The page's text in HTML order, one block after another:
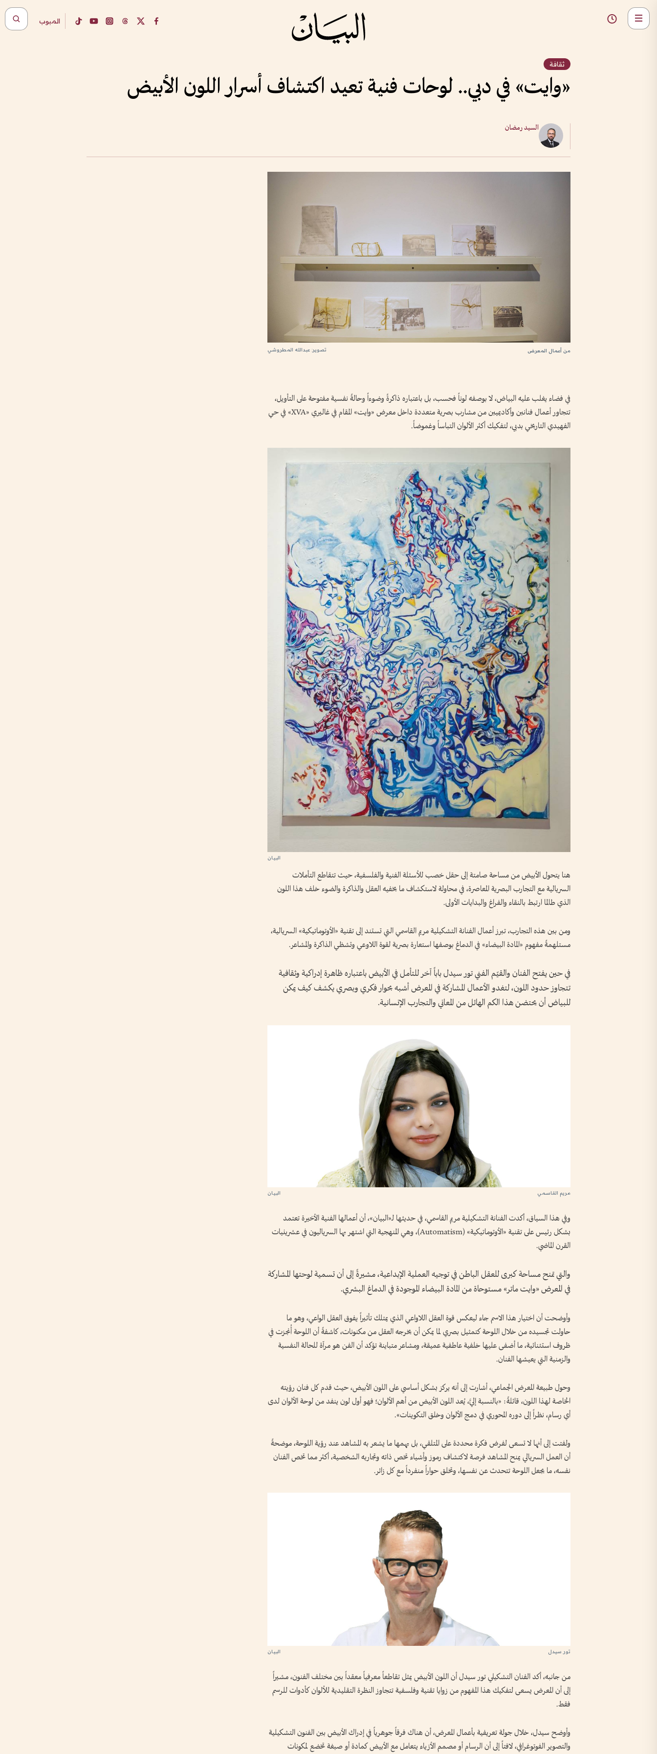
المبوب
ثقافة
«وايت» في دبي.. لوحات فنية تعيد اكتشاف أسرار اللون الأبيض
السيد رمضان
تصوير: عبدالله المطروشي من أعمال المعرض
في فضاء يغلب عليه البياض، لا بوصفه لوناً فحسب، بل باعتباره ذاكرةً وضوءاً وحالةً نفسية مفتوحة على التأويل،
تتجاور أعمال فنانين وأكاديميين من مشارب بصرية متعددة داخل معرض «وايت» المقام في غاليري «XVA» في حي
الفهيدي التاريخي بدبي، لتفكيك أكثر الألوان التباساً وغموضاً.
هنا يتحول الأبيض من مساحة صامتة إلى حقل خصب للأسئلة الفنية والفلسفية، حيث تتقاطع التأملات
السريالية مع التجارب البصرية المعاصرة، في محاولة لاستكشاف ما يخفيه العقل والذاكرة والضوء خلف هذا اللون
الذي طالما ارتبط بالنقاء والفراغ والبدايات الأولى.
ومن بين هذه التجارب، تبرز أعمال الفنانة التشكيلية مريم القاسمي التي تستند إلى تقنية «الأوتوماتيكية» السريالية،
مستلهمةً مفهوم «المادة البيضاء» في الدماغ بوصفها استعارة بصرية لقوة اللاوعي وتشظي الذاكرة والمشاعر.
في حين يفتح الفنان والقيّم الفني تور سيدل باباً آخر للتأمل في الأبيض باعتباره ظاهرة إدراكية وثقافية
تتجاوز حدود اللون، لتغدو الأعمال المشاركة في المعرض أشبه بحوار فكري وبصري يكشف كيف يمكن
للبياض أن يحتضن هذا الكم الهائل من المعاني والتجارب الإنسانية.
مريم القاسمي
وفي هذا السياق، أكدت الفنانة التشكيلية مريم القاسمي، في حديثها لـ«البيان»، أن أعمالها الفنية الأخيرة تعتمد
بشكل رئيس على تقنية «الأوتوماتيكية» (Automatism)، وهي المنهجية التي اشتهر بها السرياليون في عشرينيات
القرن الماضي.
والتي تمنح مساحة كبرى للعقل الباطن في توجيه العملية الإبداعية، مشيرةً إلى أن تسمية لوحتها المشاركة
في المعرض «وايت ماتر» مستوحاة من المادة البيضاء الموجودة في الدماغ البشري.
وأوضحت أن اختيار هذا الاسم جاء ليعكس قوة العقل اللاواعي الذي يمتلك تأثيراً يفوق العقل الواعي، وهو ما
حاولت تجسيده من خلال اللوحة كتمثيل بصري لما يمكن أن يخرجه العقل من مكنونات، كاشفةً أن اللوحة أُنجزت في
ظروف استثنائية، ما أضفى عليها خلفية عاطفية عميقة، ومشاعر متباينة تؤكد أن الفن هو مرآة للحالة النفسية
والزمنية التي يعيشها الفنان.
وحول طبيعة المعرض الجماعي، أشارت إلى أنه يركز بشكل أساسي على اللون الأبيض، حيث قدم كل فنان رؤيته
الخاصة لهذا اللون، قائلةً: «بالنسبة إليَّ، يُعد اللون الأبيض من أهم الألوان؛ فهو أول لون ينفد من لوحة الألوان لدى
أي رسام، نظراً إلى دوره المحوري في دمج الألوان وخلق التكوينات».
ولفتت إلى أنها لا تسعى لفرض فكرة محددة على المتلقي، بل يهمها ما يشعر به المشاهد عند رؤية اللوحة، موضحةً
أن العمل السريالي يمنح المشاهد فرصة لاكتشاف رموز وأشياء تخص ذاته وتجاربه الشخصية، أكثر مما تخص الفنان
نفسه، ما يجعل اللوحة تتحدث عن نفسها، وتخلق حواراً منفرداً مع كل زائر.
تور سيدل
من جانبه، أكد الفنان التشكيلي تور سيدل أن اللون الأبيض يمثل تقاطعاً معرفياً معقداً بين مختلف الفنون، مشيراً
إلى أن المعرض يسعى لتفكيك هذا المفهوم من زوايا تقنية وفلسفية تتجاوز النظرة التقليدية للألوان كأدوات للرسم
فقط.
وأوضح سيدل، خلال جولة تعريفية بأعمال المعرض، أن هناك فرقاً جوهرياً في إدراك الأبيض بين الفنون التشكيلية
والتصوير الفوتوغرافي، لافتاً إلى أن الرسام أو مصمم الأزياء يتعامل مع الأبيض كمادة أو صبغة تخضع لمكونات